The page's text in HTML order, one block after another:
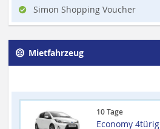
Simon Shopping Voucher
Mietfahrzeug
10 Tage
Economy 4türig